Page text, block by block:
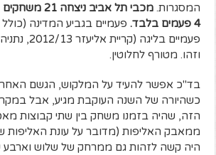
המסגרות.מכבי תל אביב ניצחה 21 משחקים
4 פעמים בלבד.
פעמיים בגביע המדינה
וזהו. מטורף לחלוטין.
בד"כ אפשר להעיד על המלקוש, הגשם
כשהיורה של השנה העוקבת מגיע, אבל
הזה, שהיה בזמנו משחק בין שתי קבוצות
ממאבק האליפות (מדובר על עונת האליפות
היה קשה לזהות גם ממרחק של שלוש וארבע